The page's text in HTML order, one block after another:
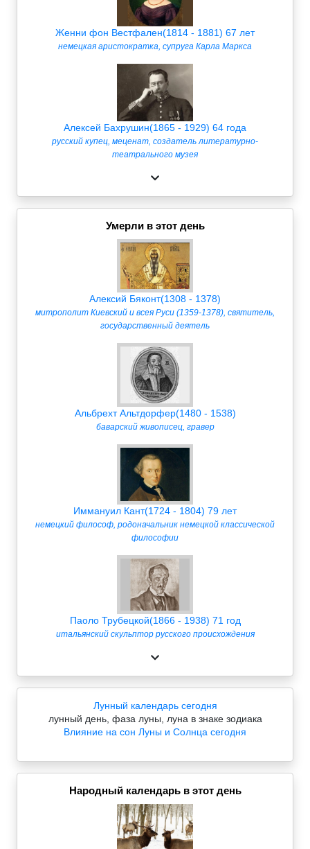
Женни фон Вестфален(1814 - 1881) 67 лет
немецкая аристократка, супруга Карла Маркса
Алексей Бахрушин(1865 - 1929) 64 года
русский купец, меценат, создатель литературно-
театрального музея
Умерли в этот день
Алексий Бяконт(1308 - 1378)
митрополит Киевский и всея Руси (1359-1378), святитель,
государственный деятель
Альбрехт Альтдорфер(1480 - 1538)
баварский живописец, гравер
Иммануил Кант(1724 - 1804) 79 лет
немецкий философ, родоначальник немецкой классической
философии
Паоло Трубецкой(1866 - 1938) 71 год
итальянский скульптор русского происхождения
Лунный календарь сегодня
лунный день, фаза луны, луна в знаке зодиака
Влияние на сон Луны и Солнца сегодня
Народный календарь в этот день